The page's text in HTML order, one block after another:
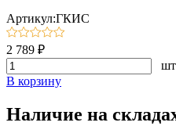
Артикул:ГКИС
2 789 ₽
шт
В корзину
Наличие на